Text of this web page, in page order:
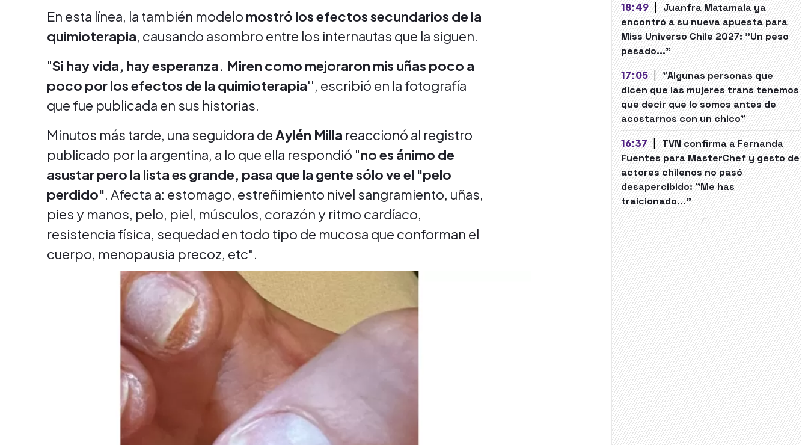
En esta línea, la también modelo mostró los efectos secundarios de la
quimioterapia, causando asombro entre los internautas que la siguen.
"Si hay vida, hay esperanza. Miren como mejoraron mis uñas poco a
poco por los efectos de la quimioterapia'', escribió en la fotografía
que fue publicada en sus historias.
Minutos más tarde, una seguidora deAylén Milla reaccionó al registro
publicado por la argentina, a lo que ella respondió "no es ánimo de
asustar pero la lista es grande, pasa que la gente sólo ve el "pelo
perdido". Afecta a: estomago, estreñimiento nivel sangramiento, uñas,
pies y manos, pelo, piel, músculos, corazón y ritmo cardíaco,
resistencia física, sequedad en todo tipo de mucosa que conforman el
cuerpo, menopausia precoz, etc".
18:49 | Juanfra Matamala ya
encontró a su nueva apuesta para
Miss Universo Chile 2027: "Un peso
pesado..."
17:05 | "Algunas personas que
dicen que las mujeres trans tenemos
que decir que lo somos antes de
acostarnos con un chico"
16:37 | TVN confirma a Fernanda
Fuentes para MasterChef y gesto de
actores chilenos no pasó
desapercibido: "Me has
traicionado..."